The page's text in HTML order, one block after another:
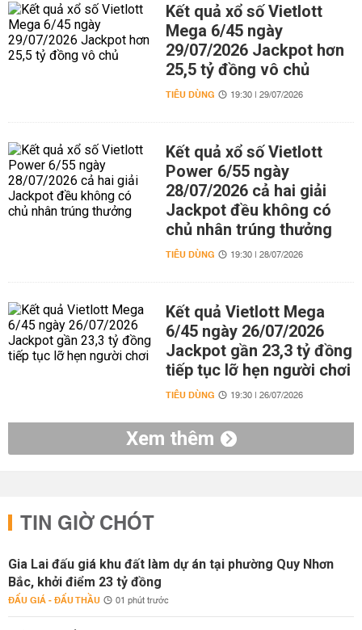
Kết quả xổ số Vietlott
Mega 6/45 ngày
29/07/2026 Jackpot hơn
25,5 tỷ đồng vô chủ
TIÊU DÙNG 19:30 | 29/07/2026
Kết quả xổ số Vietlott
Power 6/55 ngày
28/07/2026 cả hai giải
Jackpot đều không có
chủ nhân trúng thưởng
TIÊU DÙNG 19:30 | 28/07/2026
Kết quả Vietlott Mega
6/45 ngày 26/07/2026
Jackpot gần 23,3 tỷ đồng
tiếp tục lỡ hẹn người chơi
TIÊU DÙNG 19:30 | 26/07/2026
Xem thêm
TIN GIỜ CHÓT
Gia Lai đấu giá khu đất làm dự án tại phường Quy Nhơn
Bắc, khởi điểm 23 tỷ đồng
ĐẤU GIÁ - ĐẤU THẦU 01 phút trước